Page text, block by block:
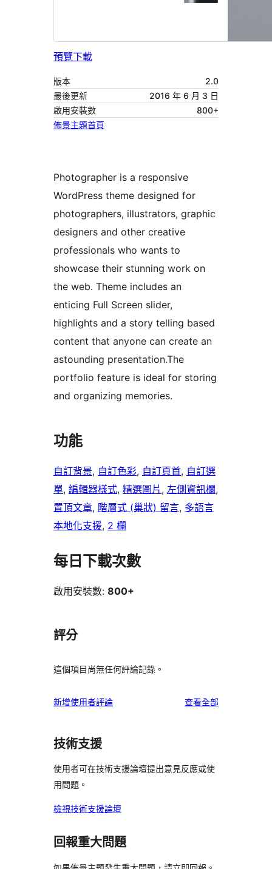
預覽下載
版本
2.0
最後更新
2016 年 6 月 3 日
啟用安裝數
800+
佈景主題首頁
Photographer is a responsive
WordPress theme designed for
photographers, illustrators, graphic
designers and other creative
professionals who wants to
showcase their stunning work on
the web. Theme includes an
enticing Full Screen slider,
highlights and a story telling based
content that anyone can create an
astounding presentation.The
portfolio feature is ideal for storing
and organizing memories.
功能
自訂背景, 自訂色彩, 自訂頁首, 自訂選
單, 編輯器樣式, 精選圖片 , 左側資訊欄
置頂文章, 階層式 (巢狀) 留言, 多語言
本地化支援, 2 欄
每日下載次數
啟用安裝數: 800+
評分
這個項目尚無任何評論記錄。
新增使用者評論 查看全部使
技術支援
使用者可在技術支援論壇提出意見反應或使
用問題。
檢視技術支援論壇
回報重大問題